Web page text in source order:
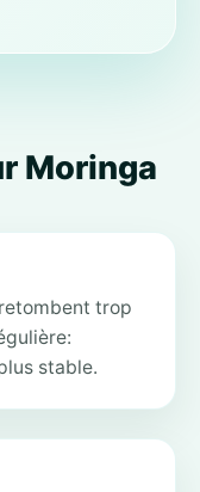
Moringa
trop
stable.